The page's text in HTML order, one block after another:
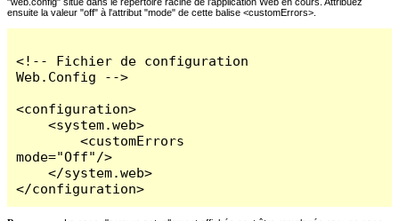
ensuite la valeur "off" à l'attribut "mode" de cette balise <customErrors>.
<!-- Fichier de configuration
Web.Config -->
<configuration>
    <system.web>
        <customErrors
mode="Off"/>
    </system.web>
</configuration>